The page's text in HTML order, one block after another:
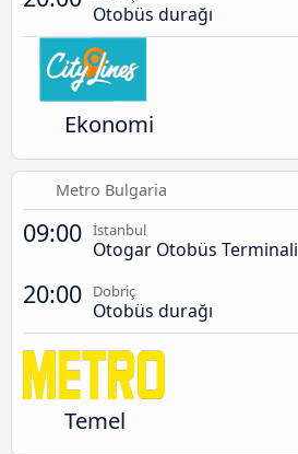
Otobüs durağı
Ekonomi
Metro Bulgaria
09:00 İstanbul
Otogar Otobüs Terminali
20:00 Dobriç
Otobüs durağı
Temel